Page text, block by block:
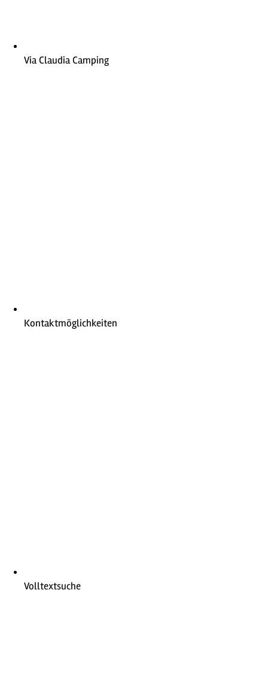
Via Claudia Camping
Kontaktmöglichkeiten
Volltextsuche